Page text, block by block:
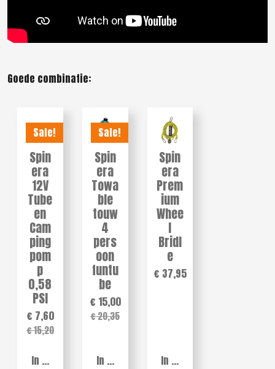
Goede combinatie:
Sale!
Spin
era
12V
Tube
en
Cam
ping
pom
p
0,58
PSI
€ 7,60
€ 15,20
In winkelwagen
Sale!
Spin
era
Towa
ble
touw
4
pers
oon
funtu
be
€ 15,00
€ 20,35
In winkelwagen
Spin
era
Prem
ium
Whee
l
Bridl
e
€ 37,95
In winkelwagen